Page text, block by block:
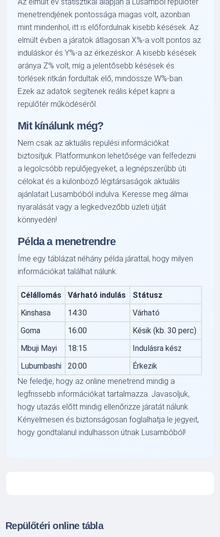
menetrendjének pontossága magas volt, azonban
mint mindenhol, itt is előfordulnak kisebb késések. Az
elmúlt évben a járatok átlagosan X%-a volt pontos az
induláskor és Y%-a az érkezéskor. A kisebb késések
aránya Z% volt, míg a jelentősebb késések és
törlések ritkán fordultak elő, mindössze W%-ban.
Ezek az adatok segítenek reális képet kapni a
repülőtér működéséről.
Mit kínálunk még?
Nem csak az aktuális repülési információkat
biztosítjuk. Platformunkon lehetősége van felfedezni
a legolcsóbb repülőjegyeket, a legnépszerűbb úti
célokat és a különböző légitársaságok aktuális
ajánlatait Lusambóból indulva. Keresse meg álmai
nyaralását vagy a legkedvezőbb üzleti útját
könnyedén!
Példa a menetrendre
Íme egy táblázat néhány példa járattal, hogy milyen
információkat találhat nálunk:
Célállomás Várható indulás
Státusz
Kinshasa
14:30
Várható
Goma
16:00
Késik (kb. 30 perc)
Mbuji Mayi
18:15
Indulásra kész
Lubumbashi
20:00
Érkezik
Ne feledje, hogy az online menetrend mindig a
legfrissebb információkat tartalmazza. Javasoljuk,
hogy utazás előtt mindig ellenőrizze járatát nálunk.
Kényelmesen és biztonságosan foglalhatja le jegyeit,
hogy gondtalanul indulhasson útnak Lusambóból!
Repülőtéri online tábla